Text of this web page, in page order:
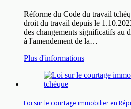
Réforme du Code du travail
droit du travail depuis le
des changements significatifs au
à l'amendement de la…
Plus d'informations
Loi sur le courtage immobilier en